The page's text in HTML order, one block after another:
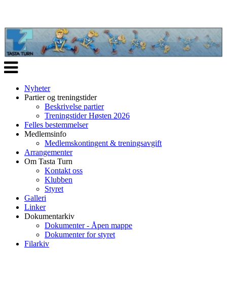
Veksle
navigasjon
Nyheter
Partier og treningstider
Beskrivelse partier
Treningstider Høsten 2026
Felles bestemmelser
Medlemsinfo
Medlemskontingent & treningsavgift
Arrangementer
Om Tasta Turn
Kontakt oss
Klubben
Styret
Galleri
Linker
Dokumentarkiv
Dokumenter - Åpen mappe
Dokumenter for styret
Filarkiv